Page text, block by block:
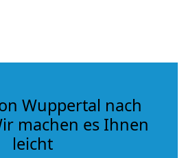
Wuppertal nach
machen es Ihnen
leicht